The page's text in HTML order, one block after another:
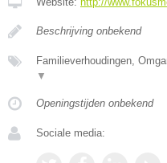
Beschrijving onbekend
Familieverhoudingen,
▼
Openingstijden onbekend
Sociale media: